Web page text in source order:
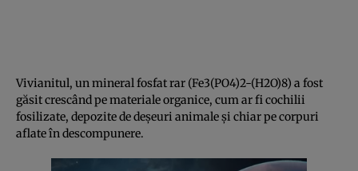
Vivianitul, un mineral fosfat rar (Fe3(PO4)2-(H2O)8) a fost
găsit crescând pe materiale organice, cum ar fi cochilii
fosilizate, depozite de deșeuri animale și chiar pe corpuri
aflate în descompunere.